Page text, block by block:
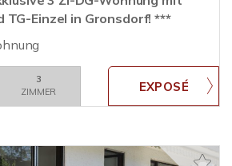
TG-Einzel in Gronsdorf! ***
3
ZIMMER